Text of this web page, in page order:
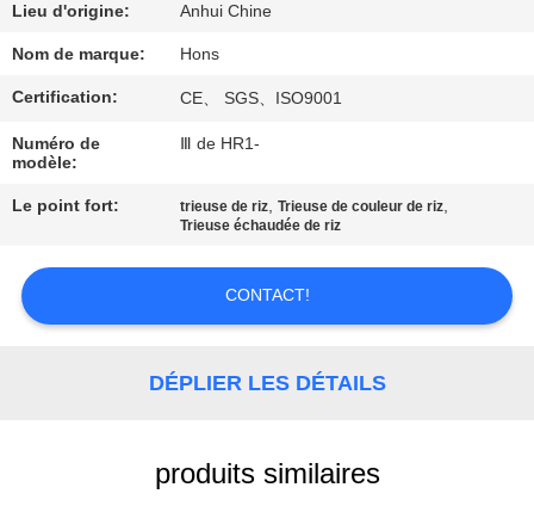
DE
QUALITÉ
CONTACTEZ-
NOUS
UNE
CITATION
Lieu d'origine: Anhui Chine
Nom de marque: Hons
Certification: CE、 SGS、ISO9001
Numéro de
modèle:
Ⅲ de HR1-
Le point fort: trieuse de riz,Trieuse de couleur de riz,
Trieuse échaudée de riz
CONTACT!
DÉPLIER LES DÉTAILS
produits similaires